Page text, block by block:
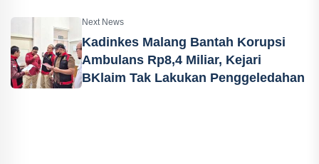
Next News
Kadinkes Malang Bantah Korupsi
Ambulans Rp8,4 Miliar, Kejari
BKlaim Tak Lakukan Penggeledahan